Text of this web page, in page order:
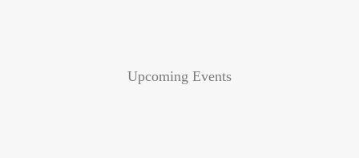
Upcoming Events